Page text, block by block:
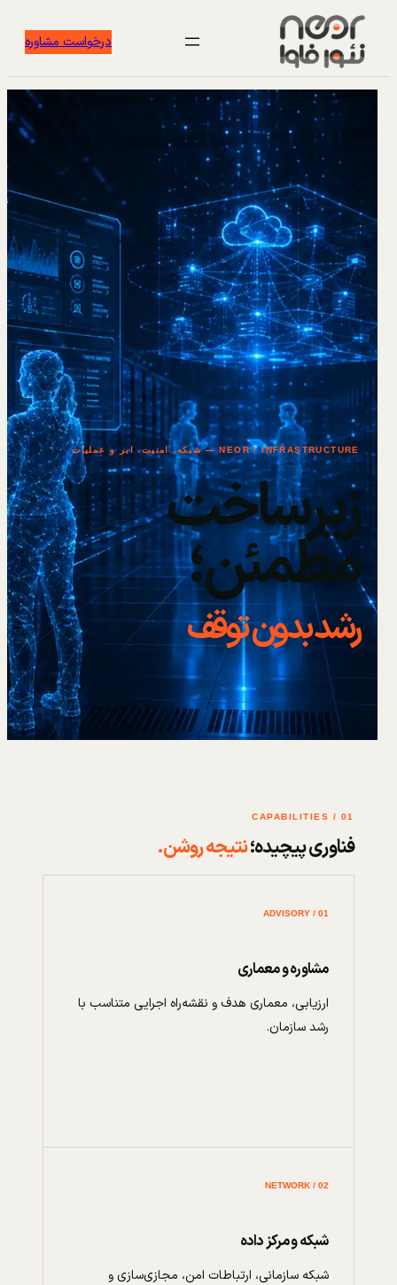
درخواست مشاوره
NEOR / INFRASTRUCTURE — شبکه، امنیت، ابر و عملیات
زیرساخت
مطمئن؛
رشد بدون توقف
01 / CAPABILITIES
فناوری پیچیده؛نتیجه روشن.
01 / ADVISORY
مشاوره و معماری
ارزیابی، معماری هدف و نقشه‌راه اجرایی متناسب با
رشد سازمان.
02 / NETWORK
شبکه و مرکز داده
شبکه سازمانی، ارتباطات امن، مجازی‌سازی و